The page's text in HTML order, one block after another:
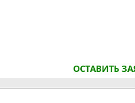
ОСТАВИТЬ